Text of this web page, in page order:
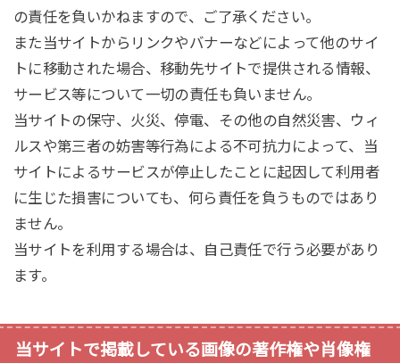
の責任を負いかねますので、ご了承ください。
また当サイトからリンクやバナーなどによって他のサイ
トに移動された場合、移動先サイトで提供される情報、
サービス等について一切の責任も負いません。
当サイトの保守、火災、停電、その他の自然災害、ウィ
ルスや第三者の妨害等行為による不可抗力によって、当
サイトによるサービスが停止したことに起因して利用者
に生じた損害についても、何ら責任を負うものではあり
ません。
当サイトを利用する場合は、自己責任で行う必要があり
ます。
当サイトで掲載している画像の著作権や肖像権